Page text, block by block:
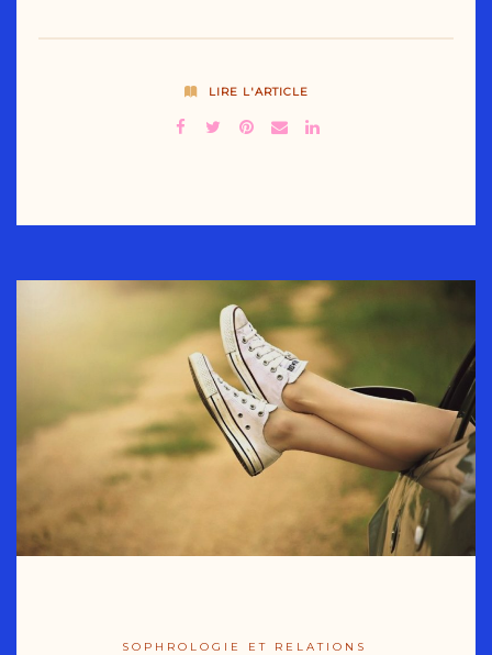
LIRE L'ARTICLE
SOPHROLOGIE ET RELATIONS